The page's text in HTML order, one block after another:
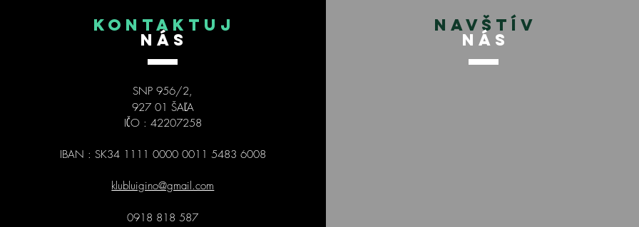
KONTAKTUJ
NÁS
SNP 956/2,
927 01 ŠAĽA
IČO : 42207258
IBAN : SK34 1111 0000 0011 5483 6008
klubluigino@gmail.com
0918 818 587
NAVŠTÍV
NÁS